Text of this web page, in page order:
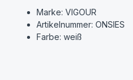
Marke: VIGOUR
Artikelnummer: ONSIES
Farbe: weiß